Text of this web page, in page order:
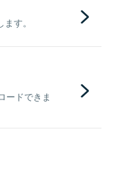
す。
ードできま